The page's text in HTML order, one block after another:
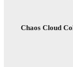
Chaos Cloud